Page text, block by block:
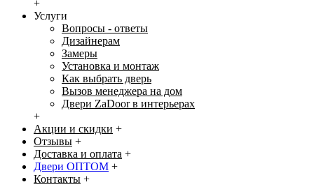
+
Услуги
Вопросы - ответы
Дизайнерам
Замеры
Установка и монтаж
Как выбрать дверь
Вызов менеджера на дом
Двери ZaDoor в интерьерах
+
Акции и скидки +
Отзывы +
Доставка и оплата +
Двери ОПТОМ +
Контакты +